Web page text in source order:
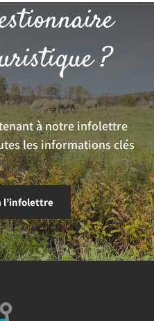
?
à notre infolettre
les informations clés
l’infolettre